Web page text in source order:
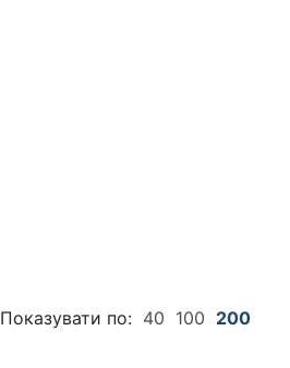
Показувати по: 40 100 200